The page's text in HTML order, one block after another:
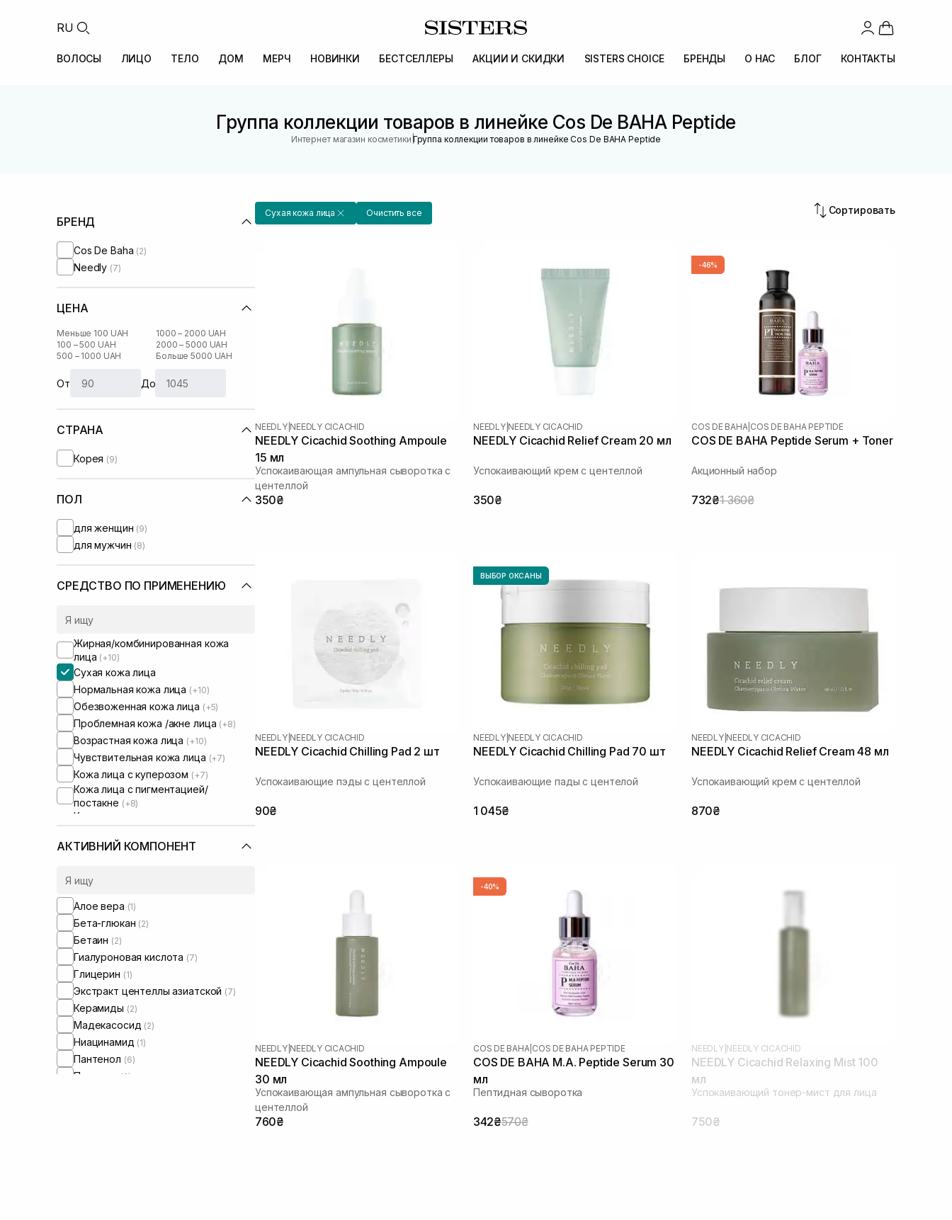
RU
ВОЛОСЫ ЛИЦО ТЕЛО ДОМ МЕРЧ НОВИНКИ БЕСТСЕЛЛЕРЫ АКЦИИ И СКИДКИ SISTERS CHOICE БРЕНДЫ О НАС БЛОГ КОНТАКТЫ
Группа коллекции товаров в линейке Cos De BAHA Peptide
Интернет магазин косметики |Группа коллекции товаров в линейке Cos De BAHA Peptide
БРЕНД
Cos De Baha (2)
Needly (7)
ЦЕНА
Меньше 100 UAH
100 – 500 UAH
500 – 1000 UAH
1000 – 2000 UAH
2000 – 5000 UAH
Больше 5000 UAH
От До
СТРАНА
Корея (9)
ПОЛ
для женщин (9)
для мужчин (8)
СРЕДСТВО ПО ПРИМЕНЕНИЮ
Жирная/комбинированная кожа
лица (+10)
Сухая кожа лица
Нормальная кожа лица (+10)
Обезвоженная кожа лица (+5)
Проблемная кожа /акне лица (+8)
Возрастная кожа лица (+10)
Чувствительная кожа лица (+7)
Кожа лица с куперозом (+7)
Кожа лица с пигментацией/
постакне (+8)
Кожа лица с расширенными порами
Кожа лица с нарушенным
микробиомом
АКТИВНИЙ КОМПОНЕНТ
Алое вера (1)
Бета-глюкан (2)
Бетаин (2)
Гиалуроновая кислота (7)
Глицерин (1)
Экстракт центеллы азиатской (7)
Керамиды (2)
Мадекасосид (2)
Ниацинамид (1)
Пантенол (6)
Пептиды (2)
Сухая кожа лица Очистить все Сортировать
NEEDLY| NEEDLY CICACHID
NEEDLY Cicachid Soothing Ampoule
15 мл
Успокаивающая ампульная сыворотка с
центеллой
350₴
NEEDLY| NEEDLY CICACHID
NEEDLY Cicachid Relief Cream 20 мл
Успокаивающий крем с центеллой
350₴
-46%
COS DE BAHA COS DE BAHA PEPTIDE
COS DE BAHA Peptide Serum + Toner
Акционный набор
732₴1 360₴
NEEDLY| NEEDLY CICACHID
NEEDLY Cicachid Chilling Pad 2 шт
Успокаивающие пэды с центеллой
90₴
ВЫБОР ОКСАНЫ
NEEDLY| NEEDLY CICACHID
NEEDLY Cicachid Chilling Pad 70 шт
Успокаивающие пады с центелой
1 045₴
NEEDLY| NEEDLY CICACHID
NEEDLY Cicachid Relief Cream 48 мл
Успокаивающий крем с центеллой
870₴
NEEDLY| NEEDLY CICACHID
NEEDLY Cicachid Soothing Ampoule
30 мл
Успокаивающая ампульная сыворотка с
центеллой
760₴
-40%
COS DE BAHA COS DE BAHA PEPTIDE
COS DE BAHA M.A. Peptide Serum 30
мл
Пептидная сыворотка
342₴570₴
NEEDLY| NEEDLY CICACHID
NEEDLY Cicachid Relaxing Mist 100
мл
Успокаивающий тонер-мист для лица
750₴